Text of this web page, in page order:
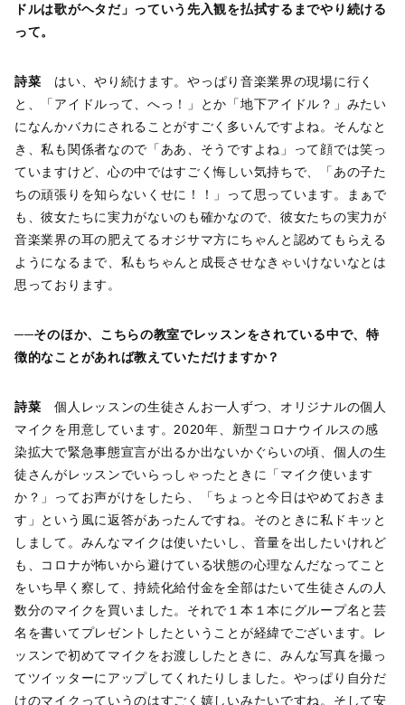
ドルは歌がヘタだ」っていう先入観を払拭するまでやり続ける
って。
詩菜 はい、やり続けます。やっぱり音楽業界の現場に行く
と、「アイドルって、へっ！」とか「地下アイドル？」みたい
になんかバカにされることがすごく多いんですよね。そんなと
き、私も関係者なので「ああ、そうですよね」って顔では笑っ
ていますけど、心の中ではすごく悔しい気持ちで、「あの子た
ちの頑張りを知らないくせに！！」って思っています。まぁで
も、彼女たちに実力がないのも確かなので、彼女たちの実力が
音楽業界の耳の肥えてるオジサマ方にちゃんと認めてもらえる
ようになるまで、私もちゃんと成長させなきゃいけないなとは
思っております。
──そのほか、こちらの教室でレッスンをされている中で、特
徴的なことがあれば教えていただけますか？
詩菜 個人レッスンの生徒さんお一人ずつ、オリジナルの個人
マイクを用意しています。2020年、新型コロナウイルスの感
染拡大で緊急事態宣言が出るか出ないかぐらいの頃、個人の生
徒さんがレッスンでいらっしゃったときに「マイク使います
か？」ってお声がけをしたら、「ちょっと今日はやめておきま
す」という風に返答があったんですね。そのときに私ドキッと
しまして。みんなマイクは使いたいし、音量を出したいけれど
も、コロナが怖いから避けている状態の心理なんだなってこと
をいち早く察して、持続化給付金を全部はたいて生徒さんの人
数分のマイクを買いました。それで１本１本にグループ名と芸
名を書いてプレゼントしたということが経緯でございます。レ
ッスンで初めてマイクをお渡ししたときに、みんな写真を撮っ
てツイッターにアップしてくれたりしました。やっぱり自分だ
けのマイクっていうのはすごく嬉しいみたいですね。そして安